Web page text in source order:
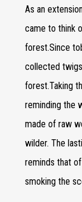
As an
came to think
forest.Since
collected
forest.Taking
reminding the
made of raw
wilder. The
reminds that
smoking the